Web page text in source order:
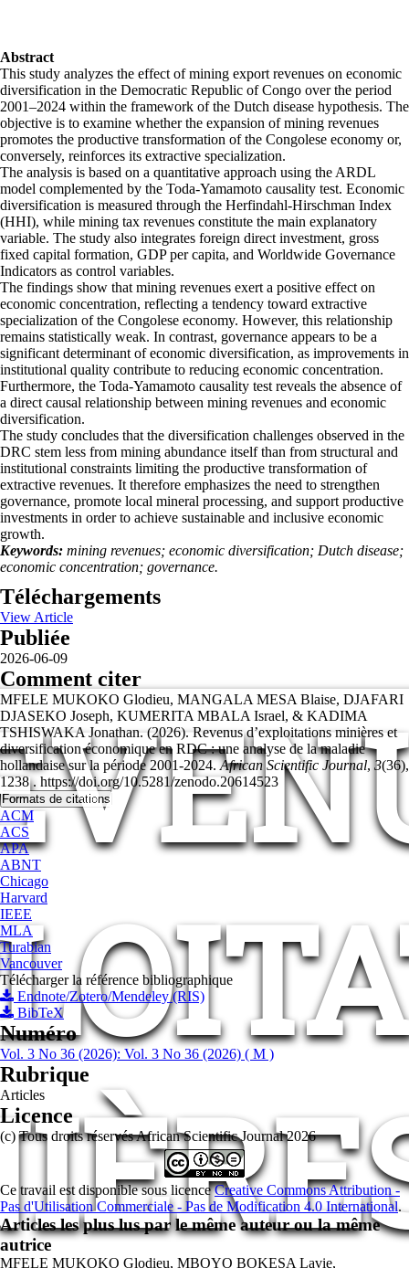
Abstract
This study analyzes the effect of mining export revenues on economic
diversification in the Democratic Republic of Congo over the period
2001–2024 within the framework of the Dutch disease hypothesis. The
objective is to examine whether the expansion of mining revenues
promotes the productive transformation of the Congolese economy or,
conversely, reinforces its extractive specialization.
The analysis is based on a quantitative approach using the ARDL
model complemented by the Toda-Yamamoto causality test. Economic
diversification is measured through the Herfindahl-Hirschman Index
(HHI), while mining tax revenues constitute the main explanatory
variable. The study also integrates foreign direct investment, gross
fixed capital formation, GDP per capita, and Worldwide Governance
Indicators as control variables.
The findings show that mining revenues exert a positive effect on
economic concentration, reflecting a tendency toward extractive
specialization of the Congolese economy. However, this relationship
remains statistically weak. In contrast, governance appears to be a
significant determinant of economic diversification, as improvements in
institutional quality contribute to reducing economic concentration.
Furthermore, the Toda-Yamamoto causality test reveals the absence of
a direct causal relationship between mining revenues and economic
diversification.
The study concludes that the diversification challenges observed in the
DRC stem less from mining abundance itself than from structural and
institutional constraints limiting the productive transformation of
extractive revenues. It therefore emphasizes the need to strengthen
governance, promote local mineral processing, and support productive
investments in order to achieve sustainable and inclusive economic
growth.
Keywords: mining revenues; economic diversification; Dutch disease;
economic concentration; governance.
Téléchargements
View Article
Publiée
2026-06-09
Comment citer
MFELE MUKOKO Glodieu, MANGALA MESA Blaise, DJAFARI
DJASEKO Joseph, KUMERITA MBALA Israel, & KADIMA
TSHISWAKA Jonathan. (2026). Revenus d’exploitations minières et
diversification économique en RDC : une analyse de la maladie
hollandaise sur la période 2001-2024.African Scientific Journal, 3(36),
1238 . https://doi.org/10.5281/zenodo.20614523
Formats de citations
ACM
ACS
APA
ABNT
Chicago
Harvard
IEEE
MLA
Turabian
Vancouver
Télécharger la référence bibliographique
Endnote/Zotero/Mendeley (RIS)
BibTeX
Numéro
Vol. 3 No 36 (2026): Vol. 3 No 36 (2026) ( M )
Rubrique
Articles
Licence
(c) Tous droits réservés African Scientific Journal 2026
Ce travail est disponible sous licenceCreative Commons Attribution -
Pas d'Utilisation Commerciale - Pas de Modification 4.0 International.
Articles les plus lus par le même auteur ou la même
autrice
MFELE MUKOKO Glodieu, MBOYO BOKESA Lavie,